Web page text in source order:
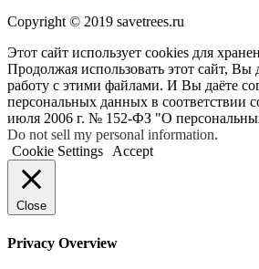
Copyright © 2019 savetrees.ru
Этот сайт использует cookies для
Продолжая использовать этот сайт, Вы
работу с этими файлами. И Вы даёте
персональных данных в соответствии
июля 2006 г. № 152-ФЗ "О
Do not sell my personal information.
Cookie Settings Accept
Close
Privacy Overview